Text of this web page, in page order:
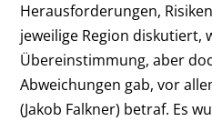
Herausforderungen,
jeweilige Region diskutiert,
Übereinstimmung, aber
Abweichungen gab, vor
(Jakob Falkner) betraf. Es